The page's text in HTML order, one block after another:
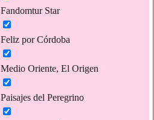
Fandomtur Star
Feliz por Córdoba
Medio Oriente, El Origen
Paisajes del Peregrino